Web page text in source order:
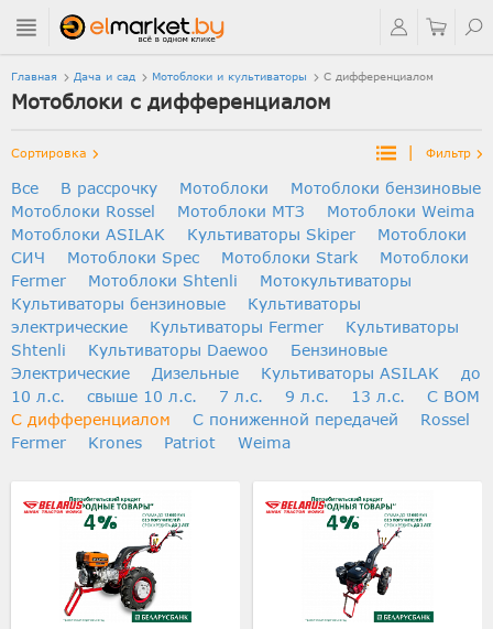
Главная Дача и сад Мотоблоки и культиваторы С дифференциалом
Мотоблоки с дифференциалом
Сортировка | Фильтр
Все В рассрочку Мотоблоки
Мотоблоки бензиновые
Мотоблоки Rossel
Мотоблоки МТЗ
Мотоблоки Weima
Мотоблоки ASILAK
Культиваторы Skiper
Мотоблоки
СИЧ
Мотоблоки Spec Мотоблоки Stark
Мотоблоки
Fermer
Мотоблоки Shtenli
Мотокультиваторы
Культиваторы бензиновые
Культиваторы
электрические
Культиваторы Fermer
Культиваторы
Shtenli
Культиваторы Daewoo
Бензиновые
Электрические
Дизельные Культиваторы ASILAK
до
10 л.с.
свыше 10 л.с. 7 л.с. 9 л.с. 13 л.с.
С ВОМ
С дифференциалом
C пониженной передачей
Rossel
Fermer
Krones Patriot Weima